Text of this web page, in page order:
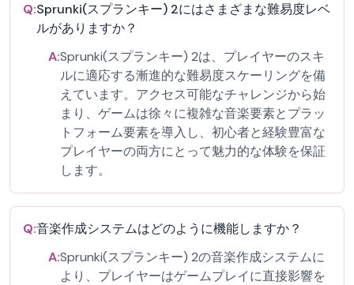
Q:Sprunki(スプランキー) 2にはさまざまな難易度レベ
ルがありますか？
A:Sprunki(スプランキー) 2は、プレイヤーのスキ
ルに適応する漸進的な難易度スケーリングを備
えています。アクセス可能なチャレンジから始
まり、ゲームは徐々に複雑な音楽要素とプラッ
トフォーム要素を導入し、初心者と経験豊富な
プレイヤーの両方にとって魅力的な体験を保証
します。
Q:音楽作成システムはどのように機能しますか？
A:Sprunki(スプランキー) 2の音楽作成システムに
より、プレイヤーはゲームプレイに直接影響を